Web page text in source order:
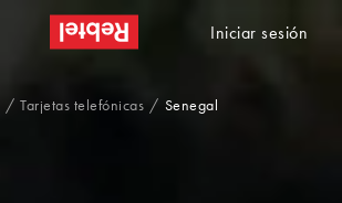
Tarjetas telefónicas Senegal
Iniciar sesión